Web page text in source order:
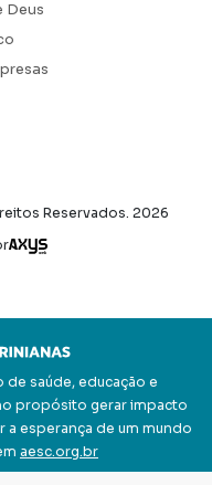
Deus
Reservados. 2026
de saúde, educação e
propósito gerar impacto
a esperança de um mundo
aesc.org.br